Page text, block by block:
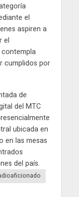
el
aspiren a
el
contempla
cumplidos por
de
del MTC
ubicada en
en las mesas
del país.